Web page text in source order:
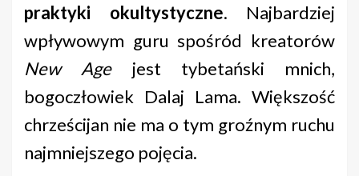
praktyki okultystyczne. Najbardziej
wpływowym guru spośród kreatorów
New Age jest tybetański mnich,
bogoczłowiek Dalaj Lama. Większość
chrześcijan nie ma o tym groźnym ruchu
najmniejszego pojęcia.